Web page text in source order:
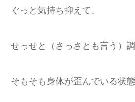
ぐっと気持ち抑えて、
せっせと（さっさとも言う）
そもそも身体が歪んでいる状